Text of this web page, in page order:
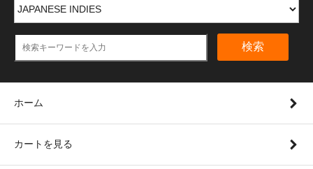
検索
ホーム
カートを見る